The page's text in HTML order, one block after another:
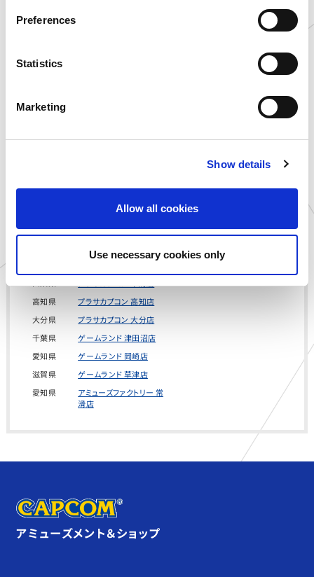
Preferences
Statistics
Marketing
Show details
Allow all cookies
Use necessary cookies only
※スタッフが検証の結果、異常が認められない場合は、その選手を
【ご注意事項】
（親権者）の承諾を得ていただきますようお願いいたします。
本大会にエントリーしたことをもって法定代理人（親権者）の同意
実施店舗
宮城県
プラサカプコン 石巻店
山梨県
プラサカプコン 甲府店
高知県
プラサカプコン 高知店
大分県
プラサカプコン 大分店
千葉県
ゲームランド 津田沼店
愛知県
ゲームランド 岡崎店
滋賀県
ゲームランド 草津店
愛知県
アミューズファクトリー 常
滑店
アミューズメント＆ショップ